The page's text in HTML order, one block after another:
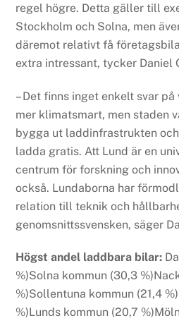
regel högre. Detta gäller till
Stockholm och Solna, men
däremot relativt få
extra intressant, tycker Daniel
– Det finns inget enkelt svar
mer klimatsmart, men staden
bygga ut laddinfrastrukten
ladda gratis. Att Lund är en
centrum för forskning och
också. Lundaborna har
relation till teknik och
genomsnittssvensken, säger
Högst andel laddbara bilar:
%)Solna kommun (30,3
%)Sollentuna kommun (21,4
%)Lunds kommun (20,7